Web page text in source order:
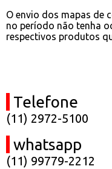
O envio dos mapas de
no período não tenha
respectivos produtos
Telefone
(11) 2972-5100
whatsapp
(11) 99779-2212